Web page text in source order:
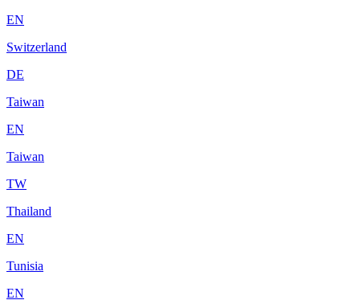
EN
Switzerland
DE
Taiwan
EN
Taiwan
TW
Thailand
EN
Tunisia
EN